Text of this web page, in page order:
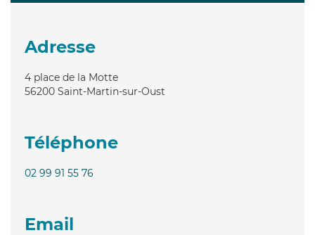
Adresse
4 place de la Motte
56200 Saint-Martin-sur-Oust
Téléphone
02 99 91 55 76
Email